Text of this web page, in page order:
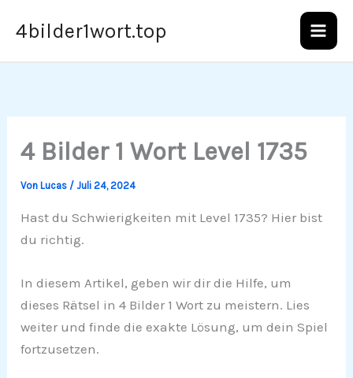
Inhalt
4bilder1wort.top
4 Bilder 1 Wort Level 1735
VonLucas /Juli 24, 2024
Hast du Schwierigkeiten mit Level 1735? Hier bist
du richtig.
In diesem Artikel, geben wir dir die Hilfe, um
dieses Rätsel in 4 Bilder 1 Wort zu meistern. Lies
weiter und finde die exakte Lösung, um dein Spiel
fortzusetzen.